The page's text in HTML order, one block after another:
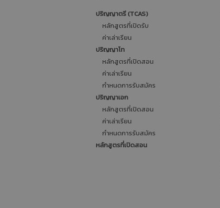
ปริญญาตรี (TCAS)
หลักสูตรที่เปิดรับ
ค่าเล่าเรียน
ปริญญาโท
หลักสูตรที่เปิดสอน
ค่าเล่าเรียน
กำหนดการรับสมัคร
ปริญญาเอก
หลักสูตรที่เปิดสอน
ค่าเล่าเรียน
กำหนดการรับสมัคร
หลักสูตรที่เปิดสอน